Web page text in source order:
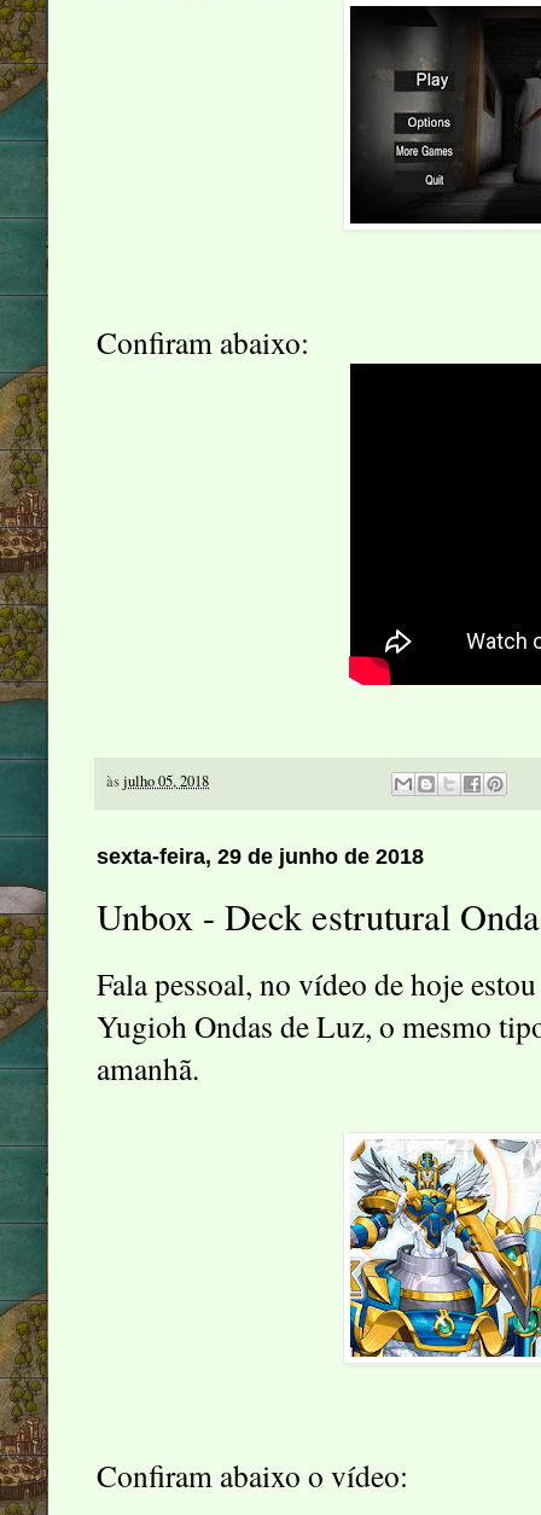
Confiram abaixo:
àsjulho 05, 2018
sexta-feira, 29 de junho de 2018
Unbox - Deck estrutural
Fala pessoal, no vídeo de hoje
Yugioh Ondas de Luz, o mesmo
amanhã.
Confiram abaixo o vídeo: